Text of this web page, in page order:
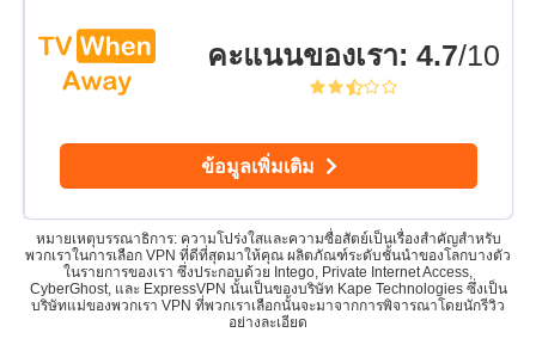
คะแนนของเรา: 4.7/10
ข้อมูลเพิ่มเติม
หมายเหตุบรรณาธิการ: ความโปร่งใสและความซื่อสัตย์เป็นเรื่องสำคัญสำหรับ
พวกเราในการเลือก VPN ที่ดีที่สุดมาให้คุณ ผลิตภัณฑ์ระดับชั้นนำของโลกบางตัว
ในรายการของเรา ซึ่งประกอบด้วย Intego, Private Internet Access,
CyberGhost, และ ExpressVPN นั้นเป็นของบริษัท Kape Technologies ซึ่งเป็น
บริษัทแม่ของพวกเรา VPN ที่พวกเราเลือกนั้นจะมาจากการพิจารณาโดยนักรีวิว
อย่างละเอียด